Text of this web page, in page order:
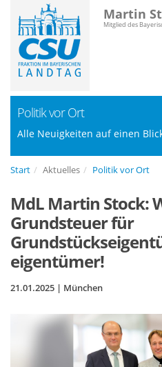
Martin
Mitglied des
Politik vor Ort
Alle Neuigkeiten auf einen
Start Aktuelles Politik vor Ort
MdL Martin Stock:
Grundsteuer für
eigentümer!
21.01.2025 | München